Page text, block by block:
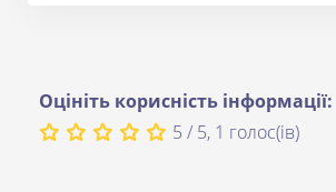
Оцініть корисність інформації:
5 / 5, 1 голос(ів)